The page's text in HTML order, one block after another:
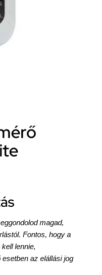
magad,
Fontos, hogy a
lennie,
az elállási jog